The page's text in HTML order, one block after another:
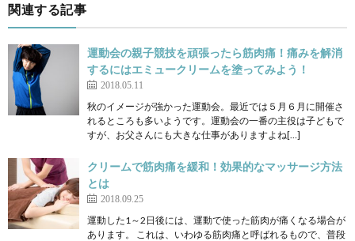
関連する記事
運動会の親子競技を頑張ったら筋肉痛！痛みを解消
するにはエミュークリームを塗ってみよう！
2018.05.11
秋のイメージが強かった運動会。最近では５月６月に開催さ
れるところも多いようです。運動会の一番の主役は子どもで
すが、お父さんにも大きな仕事がありますよね[…]
クリームで筋肉痛を緩和！効果的なマッサージ方法
とは
2018.09.25
運動した1～2日後には、運動で使った筋肉が痛くなる場合が
あります。 これは、いわゆる筋肉痛と呼ばれるもので、普段